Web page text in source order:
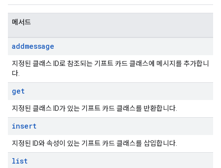
메서드
addmessage
지정된 클래스 ID로 참조되는 기프트 카드 클래스에 메시지를 추가합니
다.
get
지정된 클래스 ID가 있는 기프트 카드 클래스를 반환합니다.
insert
지정된 ID와 속성이 있는 기프트 카드 클래스를 삽입합니다.
list